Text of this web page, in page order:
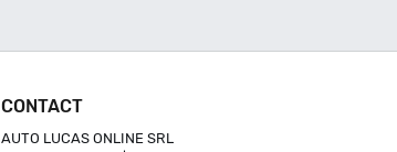
CONTACT
AUTO LUCAS ONLINE SRL